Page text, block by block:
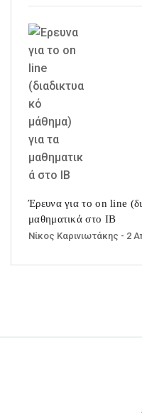
Έρευνα για το on line
μαθηματικά στο ΙΒ
Νίκος Καρινιωτάκης - 2